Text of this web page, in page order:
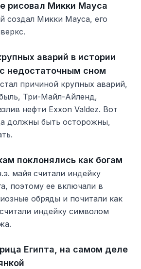
рисовал Микки Мауса
создал Микки Мауса, его
аварий в истории
недостаточным сном
причиной крупных аварий,
Три-Майл-Айленд,
нефти Exxon Valdez. Вот
должны быть осторожны,
поклонялись как богам
майя считали индейку
поэтому ее включали в
обряды и почитали как
индейку символом
Египта, на самом деле